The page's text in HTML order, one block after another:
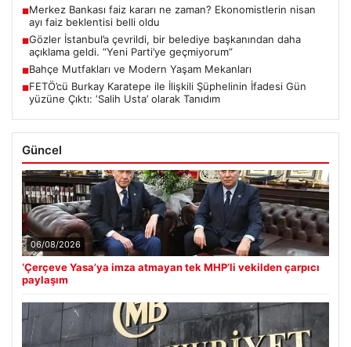
■Merkez Bankası faiz kararı ne zaman? Ekonomistlerin nisan
ayı faiz beklentisi belli oldu
■Gözler İstanbul’a çevrildi, bir belediye başkanından daha
açıklama geldi. “Yeni Parti’ye geçmiyorum”
■Bahçe Mutfakları ve Modern Yaşam Mekanları
■FETÖ’cü Burkay Karatepe ile İlişkili Şüphelinin İfadesi Gün
yüzüne Çıktı: ‘Salih Usta’ olarak Tanıdım
Güncel
06/08/2026
‘Çerçeve Yasa’ya imza atmayan tek MHP’li vekilden çarpıcı
paylaşım